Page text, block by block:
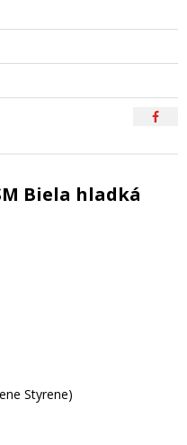
Biela hladká
Styrene)